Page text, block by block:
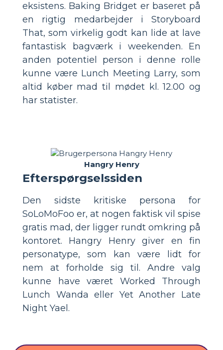
eksistens. Baking Bridget er baseret på
en rigtig medarbejder i Storyboard
That, som virkelig godt kan lide at lave
fantastisk bagværk i weekenden. En
anden potentiel person i denne rolle
kunne være Lunch Meeting Larry, som
altid køber mad til mødet kl. 12.00 og
har statister.
Hangry Henry
Efterspørgselssiden
Den sidste kritiske persona for
SoLoMoFoo er, at nogen faktisk vil spise
gratis mad, der ligger rundt omkring på
kontoret. Hangry Henry giver en fin
personatype, som kan være lidt for
nem at forholde sig til. Andre valg
kunne have været Worked Through
Lunch Wanda eller Yet Another Late
Night Yael.